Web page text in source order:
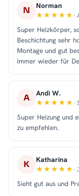
N Norman
·
Super Heizkörper,
Beschichtung sehr
Montage und gut
immer wieder für
A Andi W.
·
Super Heizung und
zu empfehlen.
K Katharina
·
Sieht gut aus und